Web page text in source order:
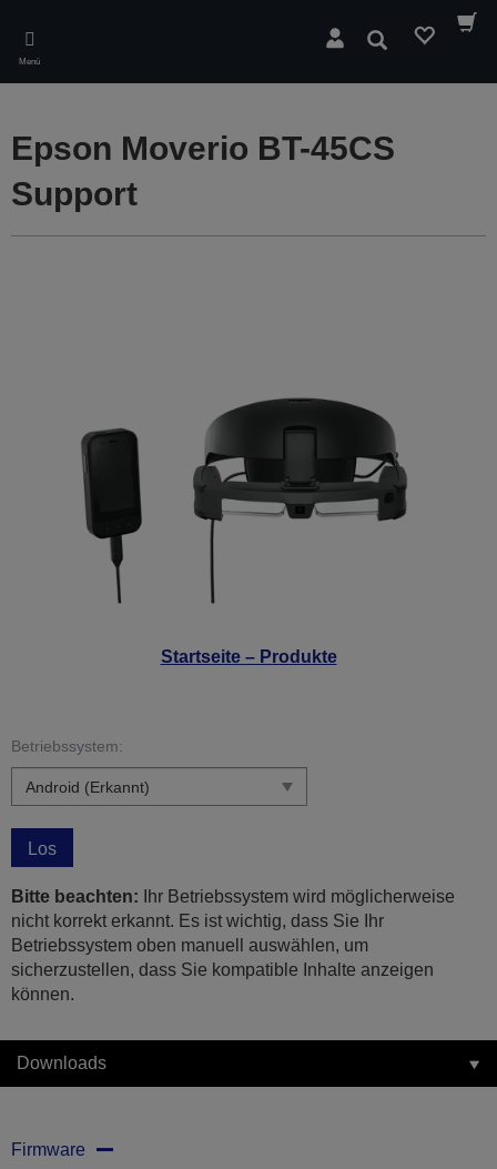
main
content
Menü
Suchen
Startseite – Produkte
Epson Moverio BT-45CS
Support
Betriebssystem:
Los
Bitte beachten: Ihr Betriebssystem wird möglicherweise
nicht korrekt erkannt. Es ist wichtig, dass Sie Ihr
Betriebssystem oben manuell auswählen, um
sicherzustellen, dass Sie kompatible Inhalte anzeigen
können.
Downloads
Firmware